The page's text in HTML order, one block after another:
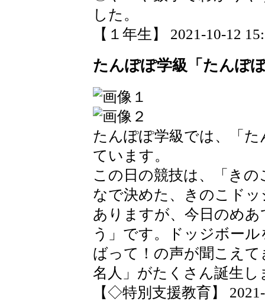
した。
【１年生】 2021-10-12
たんぽぽ学級「たんぽ
たんぽぽ学級では、「
ています。
この日の競技は、「き
なで決めた、きのこド
ありますが、今日のめ
う」です。ドッジボー
ばって！の声が聞こえ
名人」がたくさん誕生し
【◇特別支援教育】